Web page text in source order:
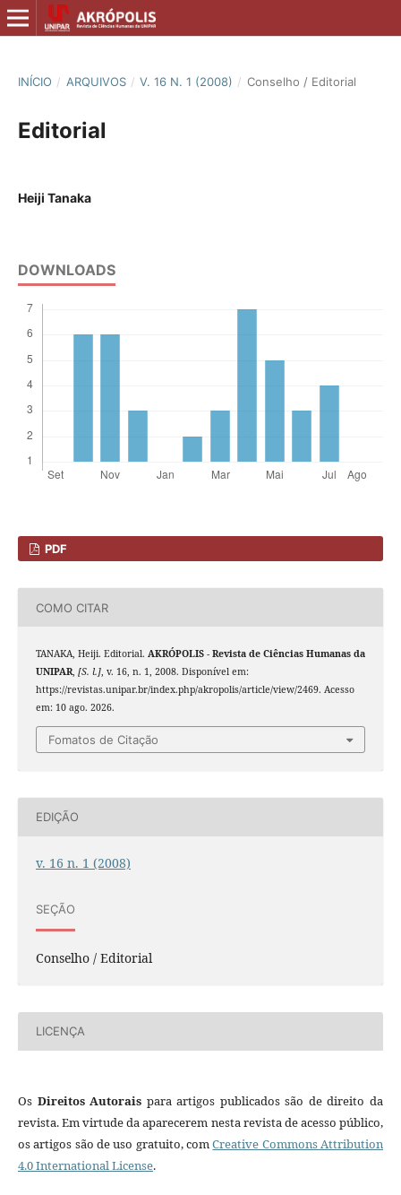
INÍCIO / ARQUIVOS / V. 16 N. 1 (2008) / Conselho / Editorial
Editorial
Heiji Tanaka
DOWNLOADS
PDF
COMO CITAR
TANAKA, Heiji. Editorial. AKRÓPOLIS - Revista de Ciências Humanas da
UNIPAR, [S. l.], v. 16, n. 1, 2008. Disponível em:
https://revistas.unipar.br/index.php/akropolis/article/view/2469. Acesso
em: 10 ago. 2026.
Fomatos de Citação
EDIÇÃO
v. 16 n. 1 (2008)
SEÇÃO
Conselho / Editorial
LICENÇA
Os Direitos Autorais para artigos publicados são de direito da
revista. Em virtude da aparecerem nesta revista de acesso público,
os artigos são de uso gratuito, comCreative Commons Attribution
4.0 International License.